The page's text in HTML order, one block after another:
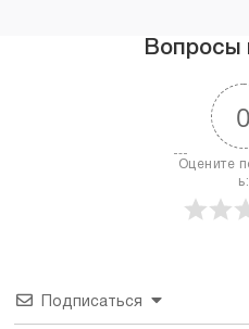
Вопросы
0
Оцените
ь:
Подписаться